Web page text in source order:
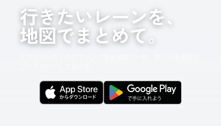
行きたいレーンを、
地図でまとめて。